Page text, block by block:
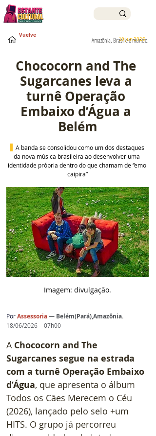
19 jun 2026
Amazônia, Brasil e o mundo.
Vuelve
Chococorn and The
Sugarcanes leva a
turnê Operação
Embaixo d’Água a
Belém
A banda se consolidou como um dos destaques
da nova música brasileira ao desenvolver uma
identidade própria dentro do que chamam de “emo
caipira”
Imagem: divulgação.
Por Assessoria — Belém(Pará),Amazônia.
18/06/2026 -  07h00
A Chococorn and The
Sugarcanes segue na estrada
com a turnê Operação Embaixo
d’Água, que apresenta o álbum
Todos os Cães Merecem o Céu
(2026), lançado pelo selo +um
HITS. O grupo já percorreu